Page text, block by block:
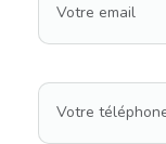
Votre email
Votre